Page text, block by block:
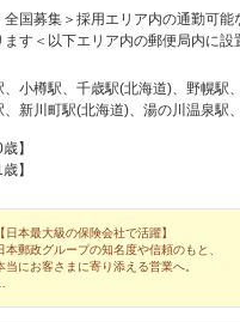
、北仙台駅、津田沼駅、東海神駅、
、淡路町駅、新宿駅、京橋駅(東京都
橋駅、天王町駅、御門台駅、上小
県)、新瑞橋駅、木曽川駅、近鉄富
駅(大阪府)、今福鶴見駅、大和川
駅、上塩屋駅、旭橋駅、赤嶺駅、
)、鮫洲駅、新御茶ノ水駅、南新宿
、大曽根駅、妙音通駅、大阪駅、
、西川緑道公園駅、美栄橋駅
全国募集＞採用エリア内の通勤可能
ます＜以下エリア内の郵便局内に設
■北海道エリア：北海道■東北エリア
田県、山形県、福島県■関東エリ
玉県、千葉県■東京エリア：東京都
、福井県■東海エリア：岐阜県、静
リア：滋賀県、京都府、大阪府、兵
徳島県、香川県、愛媛県、高知県■
、長崎県、大分県、宮崎県、鹿児
縄県※初期配属の都道府県を希望可
クーターまたはバイク、一部エリア
ービス部は応募者の希望も踏まえて
小樽駅、千歳駅(北海道)、野幌駅
、新川町駅(北海道)、湯の川温泉駅
、八戸駅、三沢駅(青森県)、新青
駅、宮古駅、北上駅、水沢駅、久
ま高原駅、新田駅(宮城県)、泉外旭
本荘駅、湯沢駅、横手駅、大曲駅(
岡駅、酒田駅、村山駅(山形県)、新
、いわき駅、七日町駅、喜多方駅
賀川駅、原ノ町駅、福島学院前駅
】
】
【日本最大級の保険会社で活躍】
本郵政グループの知名度や信頼のもと、
当にお客さまに寄り添える営業へ。